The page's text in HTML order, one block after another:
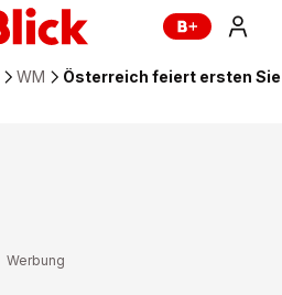
WM Österreich feiert ersten